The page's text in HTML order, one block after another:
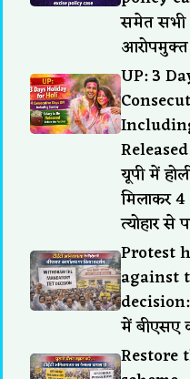
समेत सभी
आरोपमुक्त
UP: 3
यूपी में
मिलाकर
त्योहार
Protest
against
decision:
में बीएसए
Restore